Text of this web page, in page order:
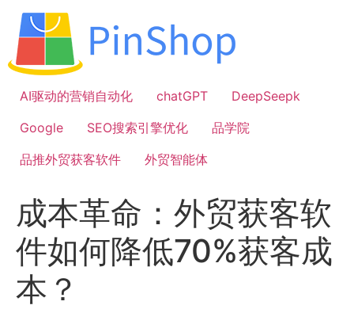
容
AI驱动的营销自动化
chatGPT
DeepSeepk
Google
SEO搜索引擎优化
品学院
品推外贸获客软件
外贸智能体
成本革命：外贸获客软
件如何降低70%获客成
本？